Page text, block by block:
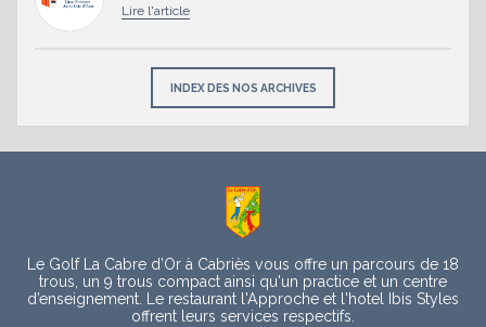
INDEX DES NOS ARCHIVES
Le Golf La Cabre d’Or à Cabriès vous offre un parcours de 18
trous, un 9 trous compact ainsi qu'un practice et un centre
d’enseignement. Le restaurant l'Approche et l'hotel Ibis Styles
offrent leurs services respectifs.